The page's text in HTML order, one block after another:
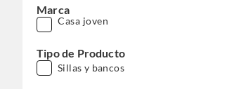
Marca
Casa joven
Tipo de Producto
Sillas y bancos